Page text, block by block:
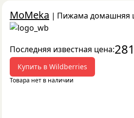
MoMeka | Пижама домашняя
Последняя известная цена:
Купить в Wildberries
Товара нет в наличии